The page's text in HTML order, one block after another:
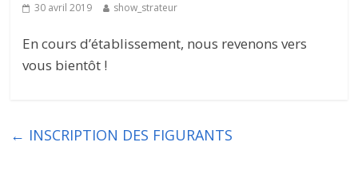
30 avril 2019 show_strateur
En cours d’établissement, nous revenons vers
vous bientôt !
← INSCRIPTION DES FIGURANTS